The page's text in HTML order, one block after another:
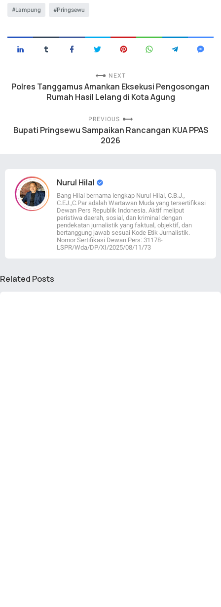
Lampung Pringsewu
NEXT
Polres Tanggamus Amankan Eksekusi Pengosongan
Rumah Hasil Lelang di Kota Agung
PREVIOUS
Bupati Pringsewu Sampaikan Rancangan KUA PPAS
2026
Nurul Hilal
Bang Hilal bernama lengkap Nurul Hilal, C.B.J.,
C.EJ.,C.Par adalah Wartawan Muda yang tersertifikasi
Dewan Pers Republik Indonesia. Aktif meliput
peristiwa daerah, sosial, dan kriminal dengan
pendekatan jurnalistik yang faktual, objektif, dan
bertanggung jawab sesuai Kode Etik Jurnalistik.
Nomor Sertifikasi Dewan Pers: 31178-
LSPR/Wda/DP/XI/2025/08/11/73
Related Posts